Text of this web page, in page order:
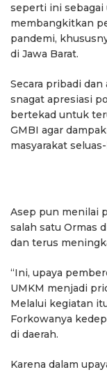
seperti ini sebagai
membangkitkan
pandemi,
di Jawa Barat.
Secara pribadi dan
snagat apresiasi
bertekad untuk
GMBI agar
masyarakat
Asep pun menilai
salah satu Ormas
dan terus
“Ini, upaya
UMKM menjadi
Melalui kegiatan
Forkowanya
di daerah.
Karena dalam